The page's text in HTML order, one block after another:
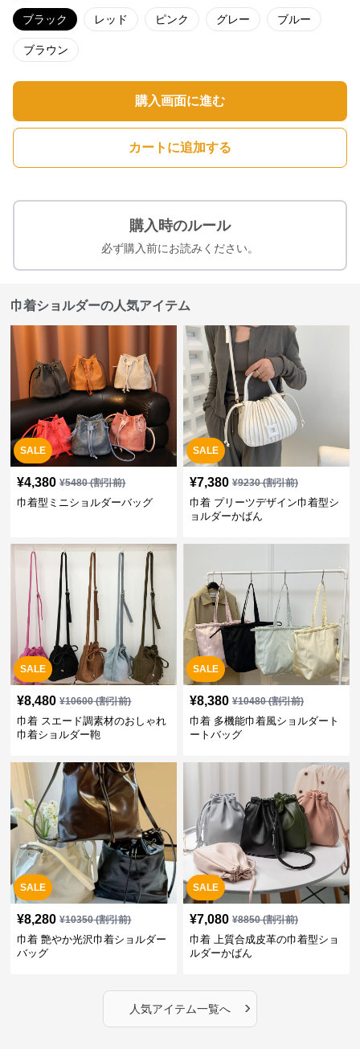
ブラック レッド ピンク グレー ブルー
ブラウン
購入画面に進む
カートに追加する
購入時のルール
必ず購入前にお読みください。
巾着ショルダーの人気アイテム
SALE
¥4,380 ¥5480(割引前)
巾着型ミニショルダーバッグ
SALE
¥7,380 ¥9230(割引前)
巾着 プリーツデザイン巾着型シ
ョルダーかばん
SALE
¥8,480 ¥10600(割引前)
巾着 スエード調素材のおしゃれ
巾着ショルダー鞄
SALE
¥8,380 ¥10480(割引前)
巾着 多機能巾着風ショルダート
ートバッグ
SALE
¥8,280 ¥10350(割引前)
巾着 艶やか光沢巾着ショルダー
バッグ
SALE
¥7,080 ¥8850(割引前)
巾着 上質合成皮革の巾着型ショ
ルダーかばん
人気アイテム一覧へ ›